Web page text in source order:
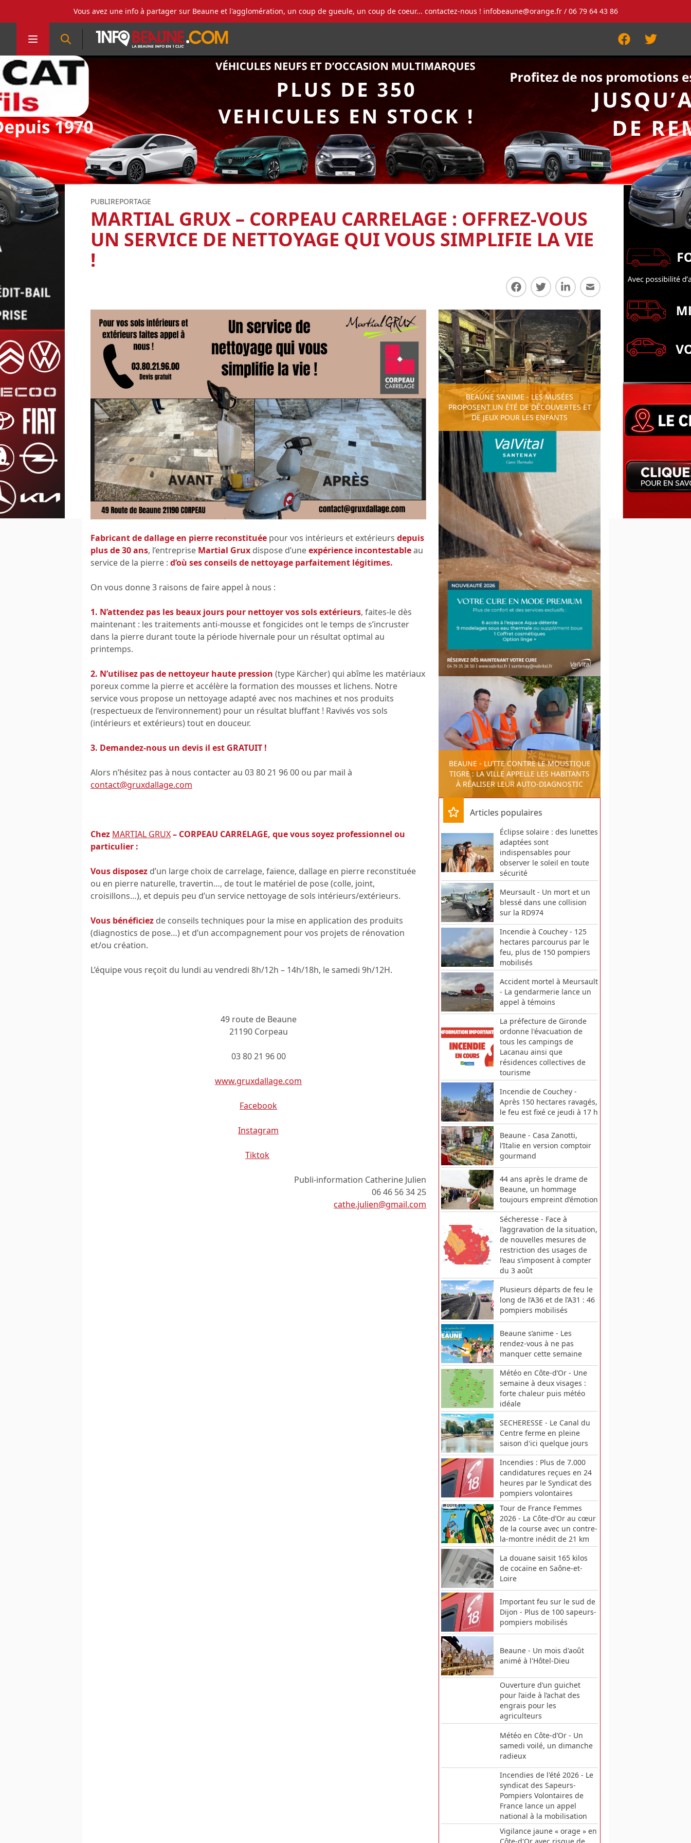
Vous avez une info à partager sur Beaune et l'agglomération, un coup de gueule, un coup de coeur... contactez-nous ! infobeaune@orange.fr/ 06 79 64 43 86
FacebookTwitter
PUBLIREPORTAGE
MARTIAL GRUX – CORPEAU CARRELAGE : OFFREZ-VOUS
UN SERVICE DE NETTOYAGE QUI VOUS SIMPLIFIE LA VIE
!
Partager sur Facebook
Partager sur Twitter
Partager sur LinkedIn
Partager par E-mail
Fabricant de dallage en pierre reconstituée pour vos intérieurs et extérieurs depuis
plus de 30 ans, l’entreprise Martial Grux dispose d’uneexpérience incontestableau
service de la pierre : d’où ses conseils de nettoyage parfaitement légitimes.
On vous donne 3 raisons de faire appel à nous :
1. N’attendez pas les beaux jours pour nettoyer vos sols extérieurs, faites-le dès
maintenant : les traitements anti-mousse et fongicides ont le temps de s’incruster
dans la pierre durant toute la période hivernale pour un résultat optimal au
printemps.
2. N’utilisez pas de nettoyeur haute pression (type Kärcher) qui abîme les matériaux
poreux comme la pierre et accélère la formation des mousses et lichens. Notre
service vous propose un nettoyage adapté avec nos machines et nos produits
(respectueux de l’environnement) pour un résultat bluffant ! Ravivés vos sols
(intérieurs et extérieurs) tout en douceur.
3. Demandez-nous un devis il est GRATUIT !
Alors n’hésitez pas à nous contacter au 03 80 21 96 00 ou par mail à
contact@gruxdallage.com
Chez MARTIAL GRUX– CORPEAU CARRELAGE, que vous soyez professionnel ou
particulier :
Vous disposez d’un large choix de carrelage, faïence, dallage en pierre reconstituée
ou en pierre naturelle, travertin…, de tout le matériel de pose (colle, joint,
croisillons…), et depuis peu d’un service nettoyage de sols intérieurs/extérieurs.
Vous bénéficiez de conseils techniques pour la mise en application des produits
(diagnostics de pose…) et d’un accompagnement pour vos projets de rénovation
et/ou création.
L’équipe vous reçoit du lundi au vendredi 8h/12h – 14h/18h, le samedi 9h/12H.
49 route de Beaune
21190 Corpeau
03 80 21 96 00
www.gruxdallage.com
Facebook
Instagram
Tiktok
Publi-information Catherine Julien
06 46 56 34 25
cathe.julien@gmail.com
BEAUNE S’ANIME - LES MUSÉES
PROPOSENT UN ÉTÉ DE DÉCOUVERTES ET
DE JEUX POUR LES ENFANTS
BEAUNE - LUTTE CONTRE LE MOUSTIQUE
TIGRE : LA VILLE APPELLE LES HABITANTS
À RÉALISER LEUR AUTO-DIAGNOSTIC
Articles populaires
Éclipse solaire : des lunettes
adaptées sont
indispensables pour
observer le soleil en toute
sécurité
Meursault - Un mort et un
blessé dans une collision
sur la RD974
Incendie à Couchey - 125
hectares parcourus par le
feu, plus de 150 pompiers
mobilisés
Accident mortel à Meursault
- La gendarmerie lance un
appel à témoins
La préfecture de Gironde
ordonne l'évacuation de
tous les campings de
Lacanau ainsi que
résidences collectives de
tourisme
Incendie de Couchey -
Après 150 hectares ravagés,
le feu est fixé ce jeudi à 17 h
Beaune - Casa Zanotti,
l’Italie en version comptoir
gourmand
44 ans après le drame de
Beaune, un hommage
toujours empreint d’émotion
Sécheresse - Face à
l’aggravation de la situation,
de nouvelles mesures de
restriction des usages de
l’eau s’imposent à compter
du 3 août
Plusieurs départs de feu le
long de l’A36 et de l’A31 : 46
pompiers mobilisés
Beaune s’anime - Les
rendez-vous à ne pas
manquer cette semaine
Météo en Côte-d’Or - Une
semaine à deux visages :
forte chaleur puis météo
idéale
SECHERESSE - Le Canal du
Centre ferme en pleine
saison d'ici quelque jours
Incendies : Plus de 7.000
candidatures reçues en 24
heures par le Syndicat des
pompiers volontaires
Tour de France Femmes
2026 - La Côte-d’Or au cœur
de la course avec un contre-
la-montre inédit de 21 km
La douane saisit 165 kilos
de cocaïne en Saône-et-
Loire
Important feu sur le sud de
Dijon - Plus de 100 sapeurs-
pompiers mobilisés
Beaune - Un mois d'août
animé à l'Hôtel-Dieu
Ouverture d’un guichet
pour l’aide à l’achat des
engrais pour les
agriculteurs
Météo en Côte-d’Or - Un
samedi voilé, un dimanche
radieux
Incendies de l'été 2026 - Le
syndicat des Sapeurs-
Pompiers Volontaires de
France lance un appel
national à la mobilisation
Vigilance jaune « orage » en
Côte-d'Or avec risque de